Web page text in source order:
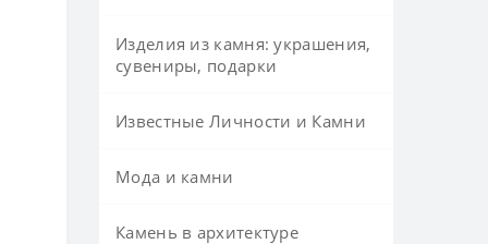
Изделия из камня: украшения,
сувениры, подарки
Известные Личности и Камни
Мода и камни
Камень в архитектуре